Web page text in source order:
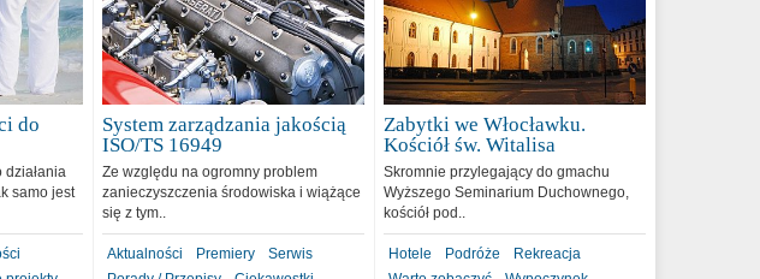
do
samo jest
System zarządzania jakością
ISO/TS 16949
Ze względu na ogromny problem
zanieczyszczenia środowiska i wiążące
się z tym..
Aktualności Premiery
Serwis
Zabytki we Włocławku.
Kościół św. Witalisa
Skromnie przylegający do gmachu
Wyższego Seminarium Duchownego,
kościół pod..
Hotele Podróże
Rekreacja